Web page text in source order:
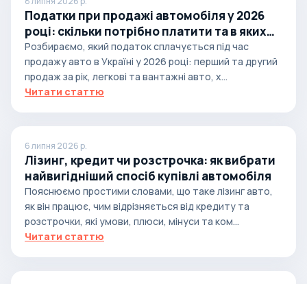
Податки при продажі автомобіля у 2026
році: скільки потрібно платити та в яких
випадках
Розбираємо, який податок сплачується під час
продажу авто в Україні у 2026 році: перший та другий
продаж за рік, легкові та вантажні авто, х...
Читати статтю
6 липня 2026 р.
Лізинг, кредит чи розстрочка: як вибрати
найвигідніший спосіб купівлі автомобіля
Пояснюємо простими словами, що таке лізинг авто,
як він працює, чим відрізняється від кредиту та
розстрочки, які умови, плюси, мінуси та ком...
Читати статтю